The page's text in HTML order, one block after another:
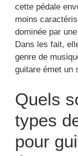
cette pédale
moins
dominée par
Dans les fait,
genre de
guitare émet un
Quels
types
pour